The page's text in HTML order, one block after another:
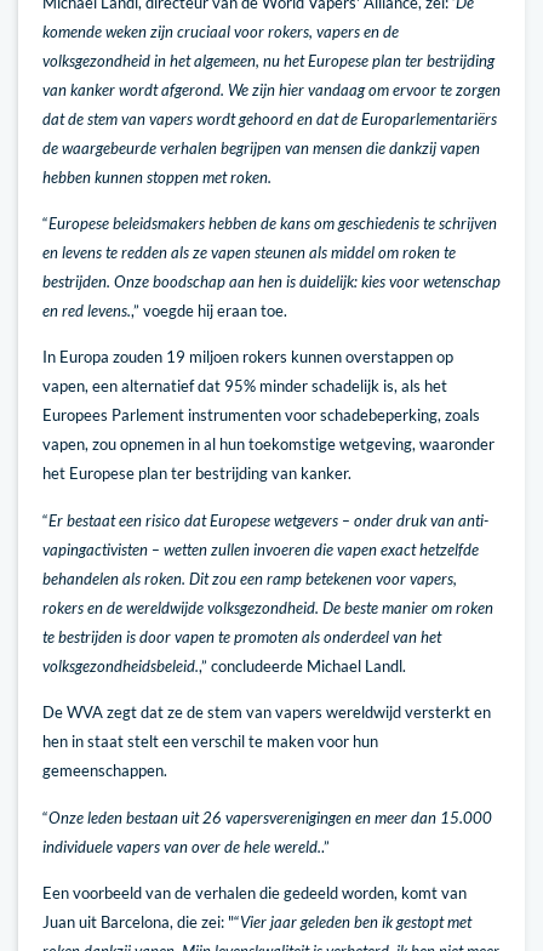
komende weken zijn cruciaal voor rokers, vapers en de
volksgezondheid in het algemeen, nu het Europese plan ter bestrijding
van kanker wordt afgerond. We zijn hier vandaag om ervoor te zorgen
dat de stem van vapers wordt gehoord en dat de Europarlementariërs
de waargebeurde verhalen begrijpen van mensen die dankzij vapen
hebben kunnen stoppen met roken.
“Europese beleidsmakers hebben de kans om geschiedenis te schrijven
en levens te redden als ze vapen steunen als middel om roken te
bestrijden. Onze boodschap aan hen is duidelijk: kies voor wetenschap
en red levens.,” voegde hij eraan toe.
In Europa zouden 19 miljoen rokers kunnen overstappen op
vapen, een alternatief dat 95% minder schadelijk is, als het
Europees Parlement instrumenten voor schadebeperking, zoals
vapen, zou opnemen in al hun toekomstige wetgeving, waaronder
het Europese plan ter bestrijding van kanker.
“Er bestaat een risico dat Europese wetgevers – onder druk van anti-
vapingactivisten – wetten zullen invoeren die vapen exact hetzelfde
behandelen als roken. Dit zou een ramp betekenen voor vapers,
rokers en de wereldwijde volksgezondheid. De beste manier om roken
te bestrijden is door vapen te promoten als onderdeel van het
volksgezondheidsbeleid.,” concludeerde Michael Landl.
De WVA zegt dat ze de stem van vapers wereldwijd versterkt en
hen in staat stelt een verschil te maken voor hun
gemeenschappen.
“Onze leden bestaan uit 26 vapersverenigingen en meer dan 15.000
individuele vapers van over de hele wereld..”
Een voorbeeld van de verhalen die gedeeld worden, komt van
Juan uit Barcelona, die zei: "“Vier jaar geleden ben ik gestopt met